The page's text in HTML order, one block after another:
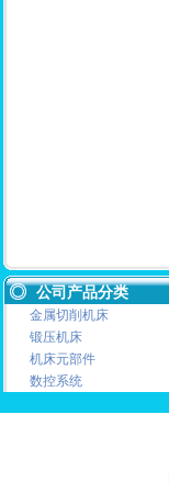
公司产品分类
金属切削机床
锻压机床
机床元部件
数控系统